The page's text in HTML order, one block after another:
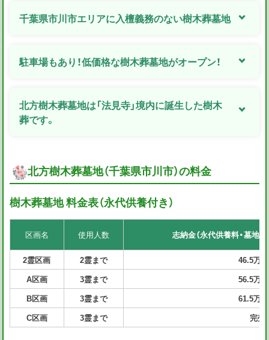
千葉県市川市エリアに入檀義務のない樹木葬墓地
駐車場もあり！低価格な樹木葬墓地がオープン！
北方樹木葬墓地は「法見寺」境内に誕生した樹木
葬です。
北方樹木葬墓地（千葉県市川市）の料金
樹木葬墓地 料金表（永代供養付き）
区画名 使用人数 志納金（永代供養料・墓地使
2霊区画 2霊まで
46.5万
A区画
3霊まで
56.5万
B区画
3霊まで
61.5万
C区画
3霊まで 完売